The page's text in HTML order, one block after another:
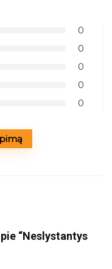
0
0
0
0
0
“Neslystantys